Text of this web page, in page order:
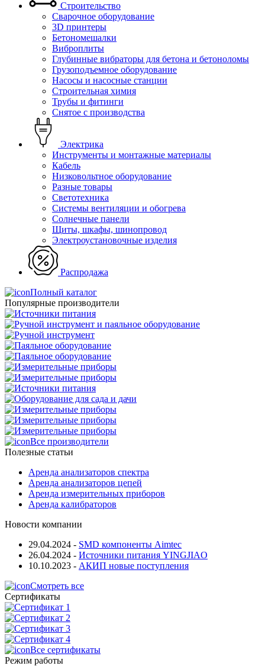
Строительство
Сварочное оборудование
3D принтеры
Бетономешалки
Виброплиты
Глубинные вибраторы для бетона и бетоноломы
Грузоподъемное оборудование
Насосы и насосные станции
Строительная химия
Трубы и фитинги
Снятое с производства
Электрика
Инструменты и монтажные материалы
Кабель
Низковольтное оборудование
Разные товары
Светотехника
Системы вентиляции и обогрева
Солнечные панели
Щиты, шкафы, шинопровод
Электроустановочные изделия
Распродажа
Полный каталог
Популярные производители
Все производители
Полезные статьи
Аренда анализаторов спектра
Аренда анализаторов цепей
Аренда измерительных приборов
Аренда калибраторов
Новости компании
29.04.2024 - SMD компоненты Aimtec
26.04.2024 - Источники питания YINGJIAO
10.10.2023 - АКИП новые поступления
Смотреть все
Сертификаты
Все сертификаты
Режим работы